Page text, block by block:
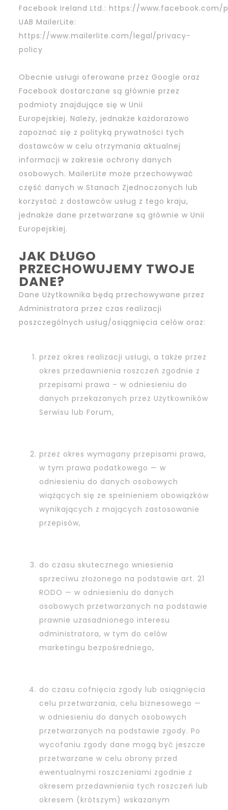
Facebook Ireland Ltd.:https://www.facebook.com/
UAB MailerLite:
https://www.mailerlite.com/legal/privacy-
policy
Obecnie usługi oferowane przez Google oraz
Facebook dostarczane są głównie przez
podmioty znajdujące się w Unii
Europejskiej. Należy, jednakże każdorazowo
zapoznać się z polityką prywatności tych
dostawców w celu otrzymania aktualnej
informacji w zakresie ochrony danych
osobowych. MailerLite może przechowywać
część danych w Stanach Zjednoczonych lub
korzystać z dostawców usług z tego kraju,
jednakże dane przetwarzane są głównie w Unii
Europejskiej.
JAK DŁUGO
PRZECHOWUJEMY TWOJE
DANE?
Dane Użytkownika będą przechowywane przez
Administratora przez czas realizacji
poszczególnych usług/osiągnięcia celów oraz:
przez okres realizacji usługi, a także przez
okres przedawnienia roszczeń zgodnie z
przepisami prawa – w odniesieniu do
danych przekazanych przez Użytkowników
Serwisu lub Forum,
przez okres wymagany przepisami prawa,
w tym prawa podatkowego — w
odniesieniu do danych osobowych
wiążących się ze spełnieniem obowiązków
wynikających z mających zastosowanie
przepisów,
do czasu skutecznego wniesienia
sprzeciwu złożonego na podstawie art. 21
RODO — w odniesieniu do danych
osobowych przetwarzanych na podstawie
prawnie uzasadnionego interesu
administratora, w tym do celów
marketingu bezpośredniego,
do czasu cofnięcia zgody lub osiągnięcia
celu przetwarzania, celu biznesowego —
w odniesieniu do danych osobowych
przetwarzanych na podstawie zgody. Po
wycofaniu zgody dane mogą być jeszcze
przetwarzane w celu obrony przed
ewentualnymi roszczeniami zgodnie z
okresem przedawnienia tych roszczeń lub
okresem (krótszym) wskazanym